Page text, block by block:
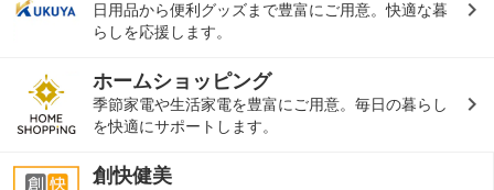
日用品から便利グッズまで豊富にご用意。快適な暮
らしを応援します。
ホームショッピング
季節家電や生活家電を豊富にご用意。毎日の暮らし
を快適にサポートします。
創快健美